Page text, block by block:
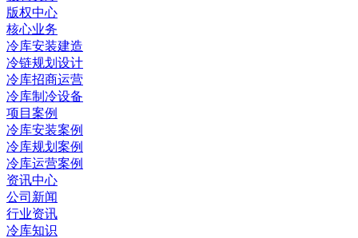
版权中心
核心业务
冷库安装建造
冷链规划设计
冷库招商运营
冷库制冷设备
项目案例
冷库安装案例
冷库规划案例
冷库运营案例
资讯中心
公司新闻
行业资讯
冷库知识